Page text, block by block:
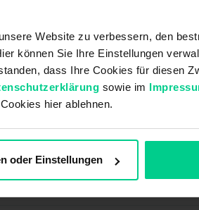
Website zu verbessern, den
können Sie Ihre Einstellungen
dass Ihre Cookies für diesen
sowie im
hier ablehnen.
oder Einstellungen
magnetisch
30 V DC 30 V DC
250 V AC 30 V AC
30 V DC 30 V DC